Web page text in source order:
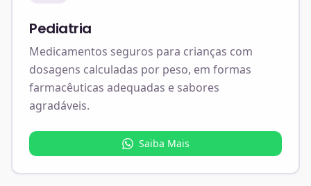
Pediatria
Medicamentos seguros para crianças com
dosagens calculadas por peso, em formas
farmacêuticas adequadas e sabores
agradáveis.
Saiba Mais